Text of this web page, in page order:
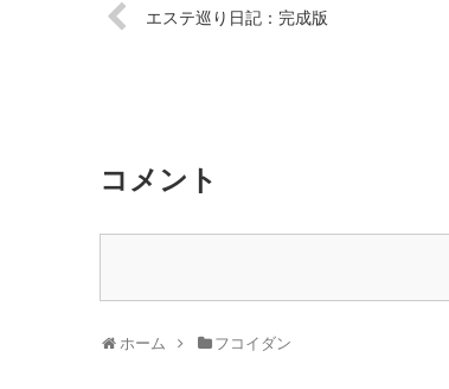
エステ巡り日記：完成版
コメント
ホーム フコイダン